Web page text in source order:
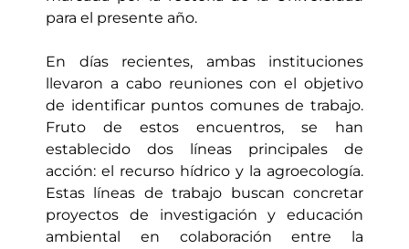
para el presente año.
En días recientes, ambas instituciones
llevaron a cabo reuniones con el objetivo
de identificar puntos comunes de trabajo.
Fruto de estos encuentros, se han
establecido dos líneas principales de
acción: el recurso hídrico y la agroecología.
Estas líneas de trabajo buscan concretar
proyectos de investigación y educación
ambiental en colaboración entre la